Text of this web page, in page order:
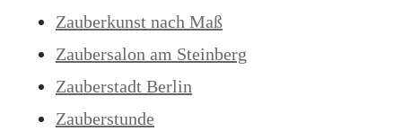
Zauberkunst nach Maß
Zaubersalon am Steinberg
Zauberstadt Berlin
Zauberstunde